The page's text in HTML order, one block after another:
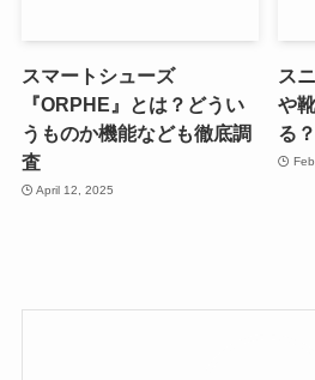
スマートシューズ
『ORPHE』とは？どうい
うものか機能なども徹底調
査
April 12, 2025
ス
や
る